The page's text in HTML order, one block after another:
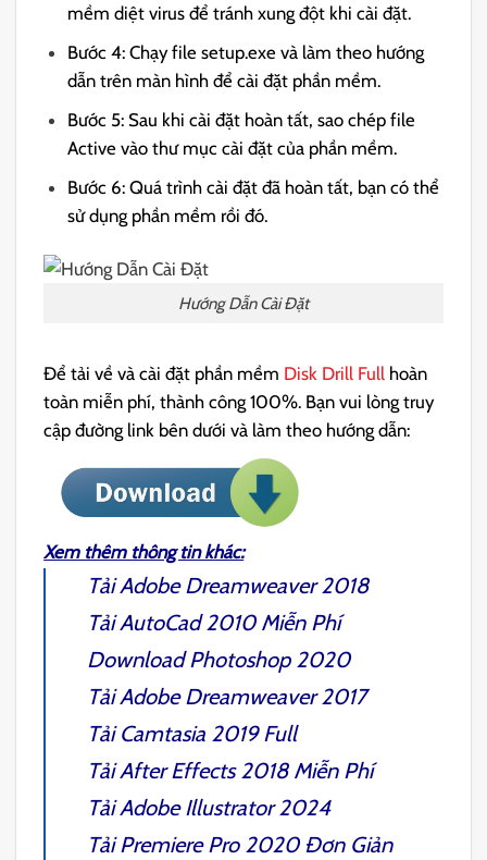
mềm diệt virus để tránh xung đột khi cài đặt.
Bước 4: Chạy file setup.exe và làm theo hướng
dẫn trên màn hình để cài đặt phần mềm.
Bước 5: Sau khi cài đặt hoàn tất, sao chép file
Active vào thư mục cài đặt của phần mềm.
Bước 6: Quá trình cài đặt đã hoàn tất, bạn có thể
sử dụng phần mềm rồi đó.
Hướng Dẫn Cài Đặt
Để tải về và cài đặt phần mềm Disk Drill Full hoàn
toàn miễn phí, thành công 100%. Bạn vui lòng truy
cập đường link bên dưới và làm theo hướng dẫn:
Xem thêm thông tin khác:
TảiAdobe Dreamweaver 2018
TảiAutoCad 2010Miễn Phí
DownloadPhotoshop 2020
TảiAdobe Dreamweaver 2017
TảiCamtasia 2019Full
TảiAfter Effects 2018Miễn Phí
TảiAdobe Illustrator 2024
TảiPremiere Pro 2020Đơn Giản